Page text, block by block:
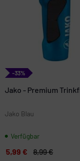
-33%
Jako - Premium
Jako Blau
Verfügbar
5,99 € 8,99 €